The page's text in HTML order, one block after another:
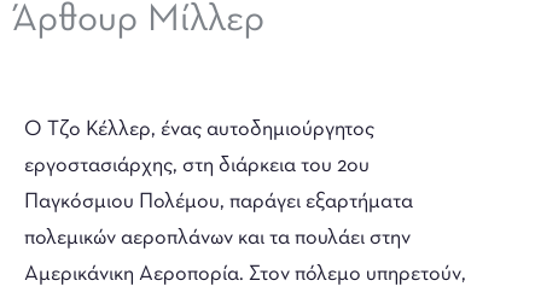
Άρθουρ Μίλλερ
Ο Τζο Κέλλερ, ένας αυτοδημιούργητος
εργοστασιάρχης, στη διάρκεια του 2ου
Παγκόσμιου Πολέμου, παράγει εξαρτήματα
πολεμικών αεροπλάνων και τα πουλάει στην
Αμερικάνικη Αεροπορία. Στον πόλεμο υπηρετούν,